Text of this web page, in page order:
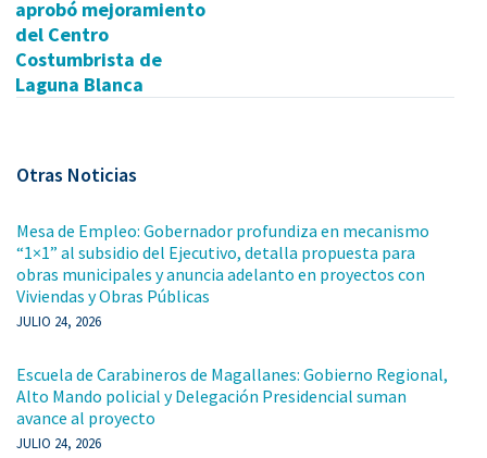
aprobó mejoramiento
del Centro
Costumbrista de
Laguna Blanca
Otras Noticias
Mesa de Empleo: Gobernador profundiza en mecanismo
“1×1” al subsidio del Ejecutivo, detalla propuesta para
obras municipales y anuncia adelanto en proyectos con
Viviendas y Obras Públicas
JULIO 24, 2026
Escuela de Carabineros de Magallanes: Gobierno Regional,
Alto Mando policial y Delegación Presidencial suman
avance al proyecto
JULIO 24, 2026